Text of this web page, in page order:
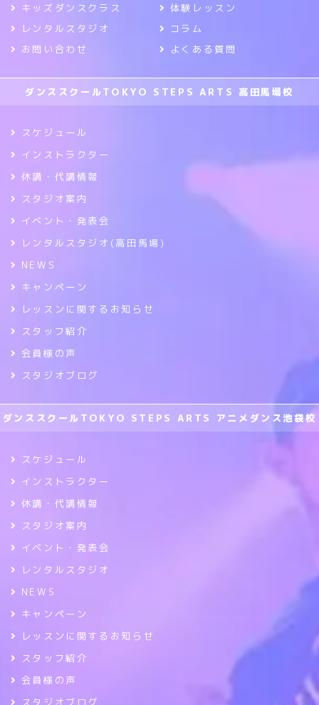
キッズダンスクラス
体験レッスン
レンタルスタジオ
コラム
お問い合わせ
よくある質問
ダンススクールTOKYO STEPS ARTS 高田馬場校
スケジュール
インストラクター
休講・代講情報
スタジオ案内
イベント・発表会
レンタルスタジオ(高田馬場)
NEWS
キャンペーン
レッスンに関するお知らせ
スタッフ紹介
会員様の声
スタジオブログ
ダンススクールTOKYO STEPS ARTS アニメダンス池袋校
スケジュール
インストラクター
休講・代講情報
スタジオ案内
イベント・発表会
レンタルスタジオ
NEWS
キャンペーン
レッスンに関するお知らせ
スタッフ紹介
会員様の声
スタジオブログ